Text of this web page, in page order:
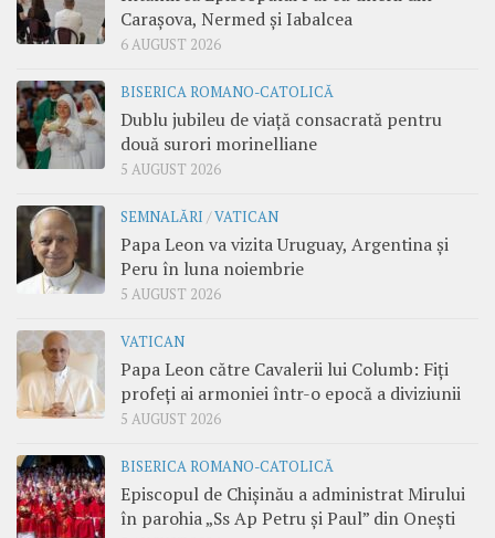
Carașova, Nermed și Iabalcea
6 AUGUST 2026
BISERICA ROMANO-CATOLICĂ
Dublu jubileu de viață consacrată pentru
două surori morinelliane
5 AUGUST 2026
SEMNALĂRI /VATICAN
Papa Leon va vizita Uruguay, Argentina și
Peru în luna noiembrie
5 AUGUST 2026
VATICAN
Papa Leon către Cavalerii lui Columb: Fiți
profeți ai armoniei într-o epocă a diviziunii
5 AUGUST 2026
BISERICA ROMANO-CATOLICĂ
Episcopul de Chișinău a administrat Mirului
în parohia „Ss Ap Petru și Paul” din Onești